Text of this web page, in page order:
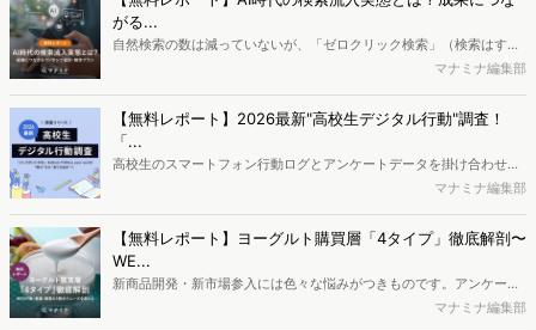
消費者分析が可能です。今回はDockpitならではの利便性の高い機能
や活用方法を解説します。
がる...
自然検索の数は減っていないが、「ゼロクリック検索」（検索はする
がページには流入しない）の割合が増加しているのが、AI時代の検索
か、また、要因を理解した上で、成果に確実につながるコンテンツを
制作するにはどうするべきなのでしょうか。本レポートはこのような
疑問をお抱えのSEO・Webマーケティングご担当者様におすすめの内
容となっています。※本レポートは記事のフォームから無料でダウン
マナミナ編集部
【無料レポート】2026最新"高校生デジタル行動"調査！
「...
高校生のスマートフォン行動ログとアンケートデータを掛け合わせ、
最新の若年層（高校生）におけるデジタル行動実態やSNSの利用傾向
ち、スマートフォンを取り巻く環境が成熟するなか、新興SNSの台頭
により高校生のデジタルライフスタイルは新たな変化を見せていま
す。※資料は記事内の入力フォームより、ダウンロードいただけま
マナミナ編集部
【無料レポート】ヨーグルト購買層「4タイプ」徹底解剖〜
WE...
新商品開発・新市場参入には色々な悩みがつきものです。アンケート
調査を実施しても、購買実態が不透明、新商品の受容性も判断しきれ
マナミナ編集部